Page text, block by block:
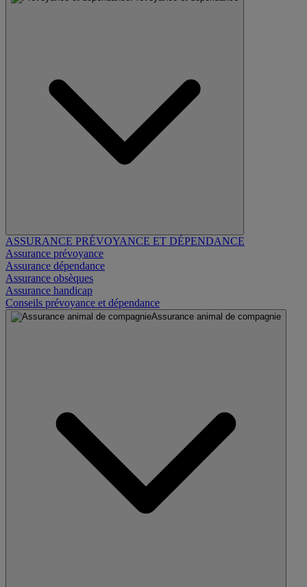
ASSURANCE PRÉVOYANCE ET DÉPENDANCE
Assurance prévoyance
Assurance dépendance
Assurance obsèques
Assurance handicap
Conseils prévoyance et dépendance
Assurance animal de compagnie